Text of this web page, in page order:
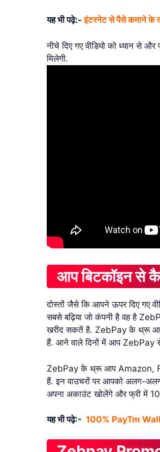
यह भी पढ़े:- इंटरनेट से पैसे कमाने
नीचे दिए गए वीडियो को ध्यान से
मिलेगी.
आप बिटकॉइन से
दोस्तों जैसे कि आपने ऊपर दिए गए
सबसे बढ़िया जो कंपनी है वह है
खरीद सकतें है. ZebPay के थ्रू आप
हैं. आने वाले दिनों में आप ZebPay
ZebPay के थ्रू आप Amazon,
हैं. इन वाउचरों पर आपको अलग-
अपना अकाउंट खोलेंगे और फ्री में
यह भी पढ़े:- 100% PayTm